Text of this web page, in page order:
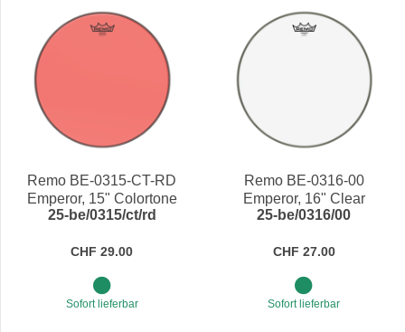
Remo BE-0315-CT-RD
Emperor, 15" Colortone
Red
25-be/0315/ct/rd
CHF 29.00
Sofort lieferbar
Remo BE-0316-00
Emperor, 16" Clear
25-be/0316/00
CHF 27.00
Sofort lieferbar